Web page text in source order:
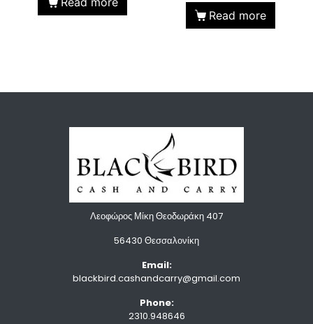
Read more
Λεοφώρος Μίκη Θεοδωράκη 407
56430 Θεσσαλονίκη
Email:
blackbird.cashandcarry@gmail.com
Phone:
2310.948646